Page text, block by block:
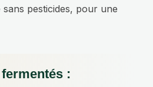
pesticides, pour une
: